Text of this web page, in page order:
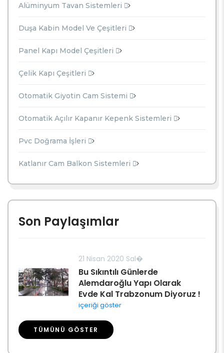
Alüminyum Tavan Sistemleri
Duşa Kabin Model Ve Çeşitleri
Panel Kapı Model Çeşitleri
Çelik Kapı Çeşitleri
Otomatik Giyotin Cam Sistemi
Otomatik Açılır Kapanır Kepenk Sistemleri
Pvc Doğrama İşleri
Katlanır Cam Balkon Sistemleri
Son Paylaşımlar
21 Nisan 2020 Sal�
Bu Sıkıntılı Günlerde
Alemdaroğlu Yapı Olarak
Evde Kal Trabzonum Diyoruz !
içeriği göster
TÜMÜNÜ GÖSTER